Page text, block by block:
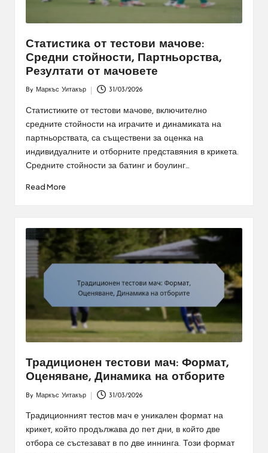
Статистика от тестови мачове:
Средни стойности, Партньорства,
Резултати от мачовете
by
By Маркъс Уитакър 31/03/2026
Статистиките от тестови мачове, включително
средните стойности на играчите и динамиката на
партньорствата, са съществени за оценка на
индивидуалните и отборните представяния в крикета.
Средните стойности за батинг и боулинг…
Read More
Традиционен тестови мач: Формат,
Оценяване, Динамика на отборите
Posted
by
By Маркъс Уитакър 31/03/2026
Традиционният тестов мач е уникален формат на
крикет, който продължава до пет дни, в който две
отбора се състезават в по две иннинга. Този формат